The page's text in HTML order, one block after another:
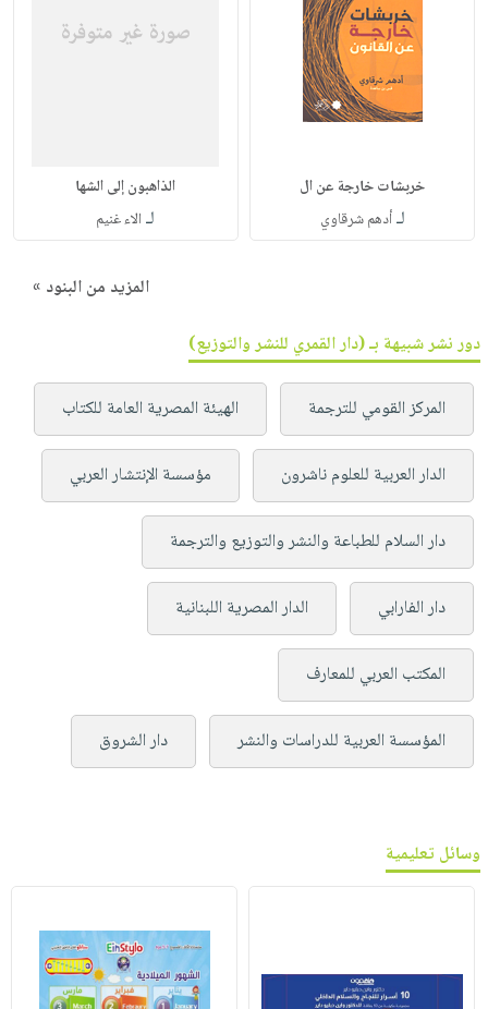
خربشات خارجة عن ال
لـأدهم شرقاوي
الذاهبون إلى الشها
لـ الاء غنيم
المزيد من البنود »
دور نشر شبيهة بـ (دار القمري للنشر والتوزيع)
المركز القومي للترجمة الهيئة المصرية العامة للكتاب
الدار العربية للعلوم ناشرون مؤسسة الإنتشار العربي
دار السلام للطباعة والنشر والتوزيع والترجمة
دار الفارابي الدار المصرية اللبنانية
المكتب العربي للمعارف
المؤسسة العربية للدراسات والنشر دار الشروق
وسائل تعليمية